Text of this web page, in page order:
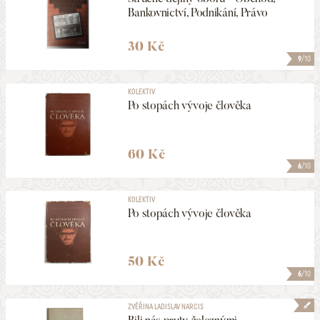
9/10
Bankovnictví, Podnikání, Právo
30 Kč
6/10
KOLEKTIV
Po stopách vývoje člověka
60 Kč
6/10
KOLEKTIV
Po stopách vývoje člověka
50 Kč
ZVĚŘINA LADISLAV NARCIS